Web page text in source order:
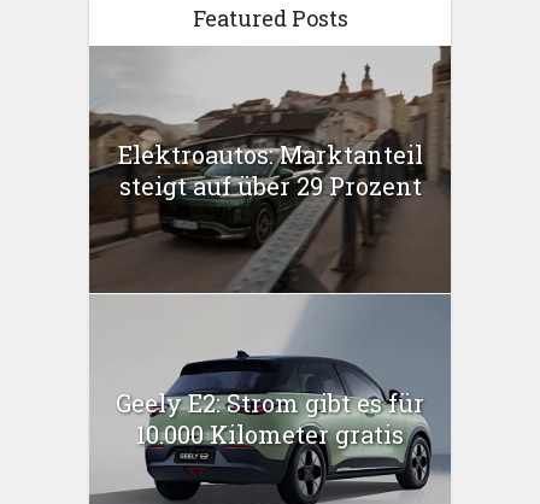
Featured Posts
Elektroautos: Marktanteil
steigt auf über 29 Prozent
Geely E2: Strom gibt es für
10.000 Kilometer gratis